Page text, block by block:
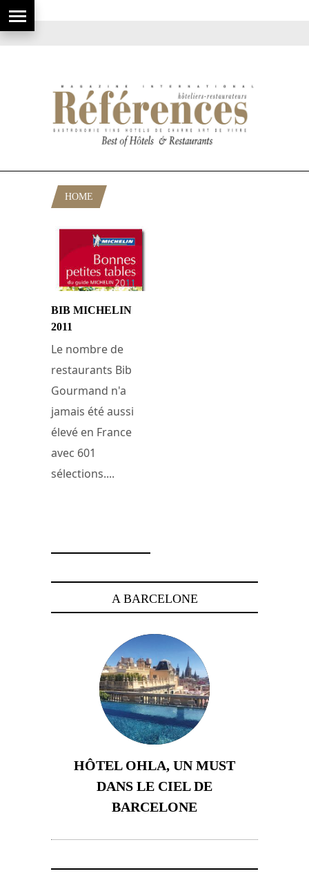
HOME
BIB MICHELIN
2011
Le nombre de
restaurants Bib
Gourmand n'a
jamais été aussi
élevé en France
avec 601
sélections....
A BARCELONE
HÔTEL OHLA, UN MUST
DANS LE CIEL DE
BARCELONE